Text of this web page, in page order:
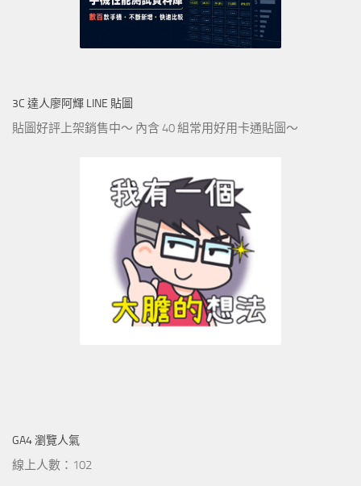
3C 達人廖阿輝 LINE 貼圖
貼圖好評上架銷售中～ 內含 40 組常用好用卡通貼圖～
GA4 瀏覽人氣
線上人數：102